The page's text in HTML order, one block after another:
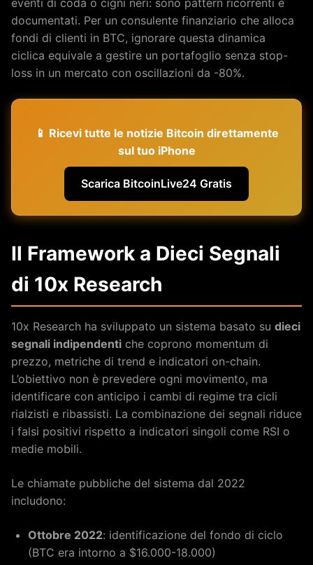
eventi di coda o cigni neri: sono pattern ricorrenti e
documentati. Per un consulente finanziario che alloca
fondi di clienti in BTC, ignorare questa dinamica
ciclica equivale a gestire un portafoglio senza stop-
loss in un mercato con oscillazioni da -80%.
📱 Ricevi tutte le notizie Bitcoin direttamente
sul tuo iPhone
Scarica BitcoinLive24 Gratis
Il Framework a Dieci Segnali
di 10x Research
10x Research ha sviluppato un sistema basato su dieci
segnali indipendenti che coprono momentum di
prezzo, metriche di trend e indicatori on-chain.
L’obiettivo non è prevedere ogni movimento, ma
identificare con anticipo i cambi di regime tra cicli
rialzisti e ribassisti. La combinazione dei segnali riduce
i falsi positivi rispetto a indicatori singoli come RSI o
medie mobili.
Le chiamate pubbliche del sistema dal 2022
includono:
Ottobre 2022: identificazione del fondo di ciclo
(BTC era intorno a $16.000-18.000)